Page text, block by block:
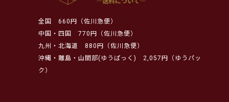
全国
660円（佐川急便）
中国・四国
770円（佐川急便）
九州・北海道
880円（佐川急便）
沖縄・離島・山間部(ゆうぱっく)
2,057円（ゆうパッ
ク）